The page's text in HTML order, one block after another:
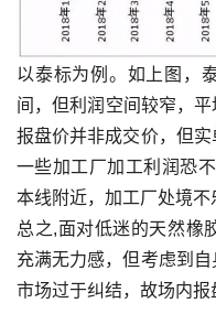
以泰标为例。如上图，
间，但利润空间较窄，平
报盘价并非成交价，但实
一些加工厂加工利润恐
本线附近，加工厂处境不
总之,面对低迷的天然橡
充满无力感，但考虑到自
市场过于纠结，故场内报